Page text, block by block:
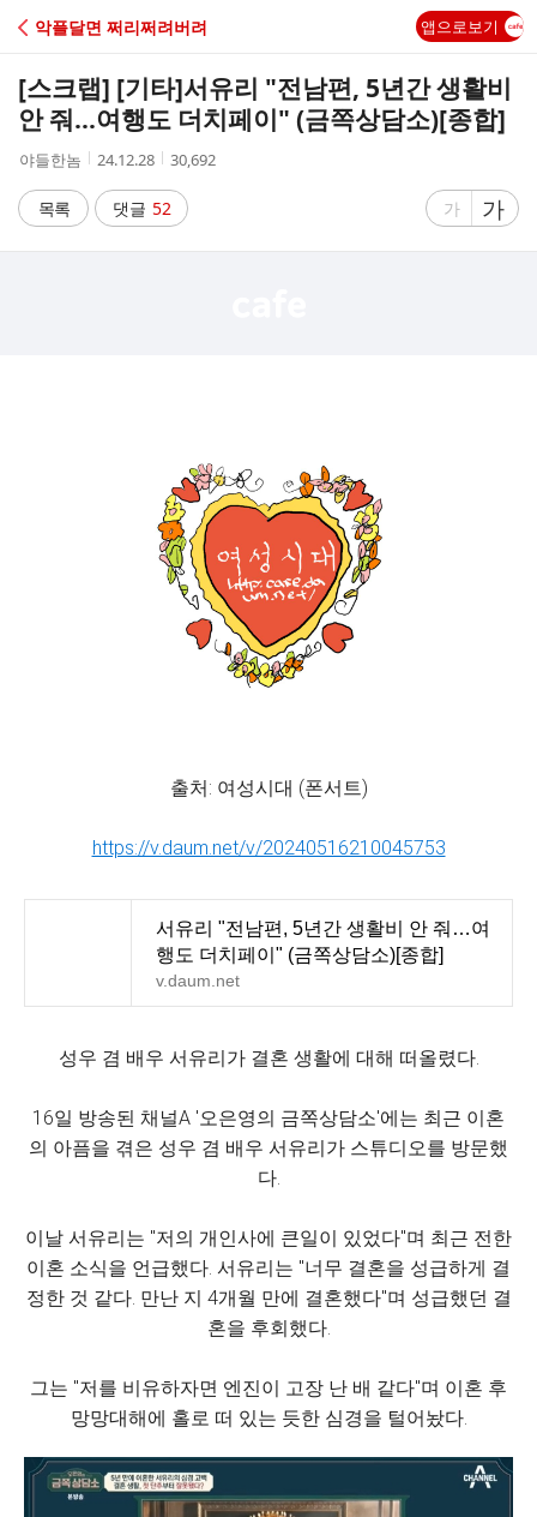
C
A
악플달면 쩌리쩌려버려 앱으로보기
[스크랩] [기타]서유리 "전남편, 5년간 생활비
안 줘…여행도 더치페이" (금쪽상담소)[종합]
작
자
야들한놈
작
시
간
24.12.28
조
수
30,692
목록 댓글 52
글
가
글
자
가
출처: 여성시대 (폰서트)
https://v.daum.net/v/20240516210045753
서유리 "전남편, 5년간 생활비 안 줘…여
행도 더치페이" (금쪽상담소)[종합]
v.daum.net
성우 겸 배우 서유리가 결혼 생활에 대해 떠올렸다.
16일 방송된 채널A '오은영의 금쪽상담소'에는 최근 이혼
의 아픔을 겪은 성우 겸 배우 서유리가 스튜디오를 방문했
다.
이날 서유리는 "저의 개인사에 큰일이 있었다"며 최근 전한
이혼 소식을 언급했다. 서유리는 "너무 결혼을 성급하게 결
정한 것 같다. 만난 지 4개월 만에 결혼했다"며 성급했던 결
혼을 후회했다.
그는 "저를 비유하자면 엔진이 고장 난 배 같다"며 이혼 후
망망대해에 홀로 떠 있는 듯한 심경을 털어놨다.